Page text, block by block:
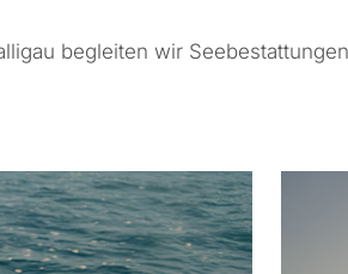
begleiten wir